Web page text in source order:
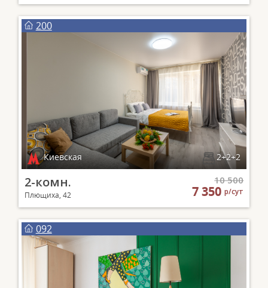
200
Киевская 2+2+2
2-комн.
Плющиха, 42
10 500
7 350р/сут
092